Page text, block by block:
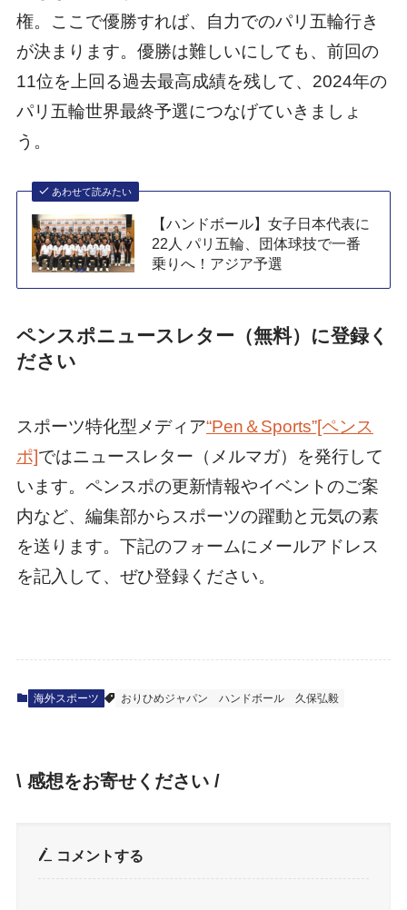
権。ここで優勝すれば、自力でのパリ五輪行き
が決まります。優勝は難しいにしても、前回の
11位を上回る過去最高成績を残して、2024年の
パリ五輪世界最終予選につなげていきましょ
う。
あわせて読みたい
【ハンドボール】女子日本代表に
22人 パリ五輪、団体球技で一番
乗りへ！アジア予選
ペンスポニュースレター（無料）に登録く
ださい
スポーツ特化型メディア“Pen＆Sports”[ペンス
ポ]ではニュースレター（メルマガ）を発行して
います。ペンスポの更新情報やイベントのご案
内など、編集部からスポーツの躍動と元気の素
を送ります。下記のフォームにメールアドレス
を記入して、ぜひ登録ください。
海外スポーツ おりひめジャパン ハンドボール 久保弘毅
\ 感想をお寄せください /
コメントする